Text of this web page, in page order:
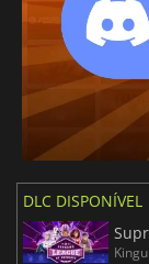
DLC DISPONÍVEL